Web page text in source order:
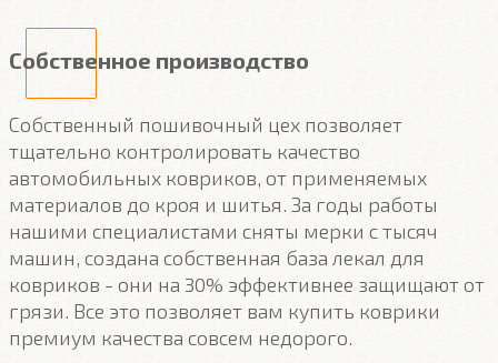
Собственное производство
Собственный пошивочный цех позволяет
тщательно контролировать качество
автомобильных ковриков, от применяемых
материалов до кроя и шитья. За годы работы
нашими специалистами сняты мерки с тысяч
машин, создана собственная база лекал для
ковриков - они на 30% эффективнее защищают от
грязи. Все это позволяет вам купить коврики
премиум качества совсем недорого.